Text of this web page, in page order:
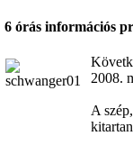
6 órás információs
2008.
A